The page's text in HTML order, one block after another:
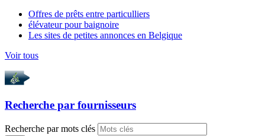
Offres de prêts entre particulliers
élévateur pour baignoire
Les sites de petites annonces en Belgique
Voir tous
Recherche par fournisseurs
Recherche par mots clés